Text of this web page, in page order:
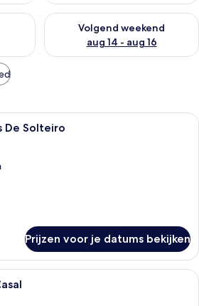
voor dit weekend aug 7 -
Volgend weekend
aug 14 - aug 16
De beschikbaarheid
Hotelkamer met twee bedden, een
De Solteiro
Prijzen voor je datums bekijken
Een hotelkamer met een bed,